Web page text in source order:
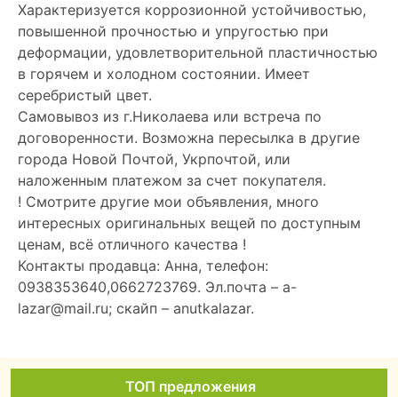
Характеризуется коррозионной устойчивостью,
повышенной прочностью и упругостью при
деформации, удовлетворительной пластичностью
в горячем и холодном состоянии. Имеет
серебристый цвет.
Самовывоз из г.Николаева или встреча по
договоренности. Возможна пересылка в другие
города Новой Почтой, Укрпочтой, или
наложенным платежом за счет покупателя.
! Смотрите другие мои объявления, много
интересных оригинальных вещей по доступным
ценам, всё отличного качества !
Контакты продавца: Анна, телефон:
0938353640,0662723769. Эл.почта – a-
lazar@mail.ru; скайп – anutkalazar.
ТОП предложения